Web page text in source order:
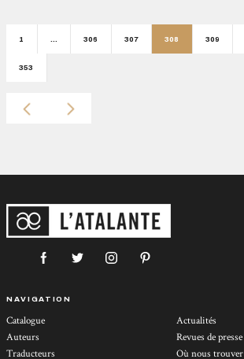
1 306 307 308 309
353
NAVIGATION
Catalogue
Auteurs
Traducteurs
Actualités
Revues de presse
Où nous trouver